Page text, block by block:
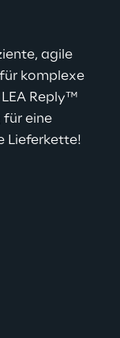
agile
komplexe
Reply™
für eine
Lieferkette!